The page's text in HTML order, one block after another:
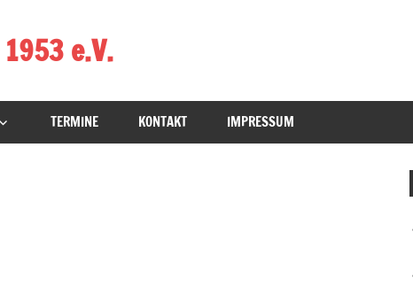
e.V.
TERMINE KONTAKT IMPRESSUM